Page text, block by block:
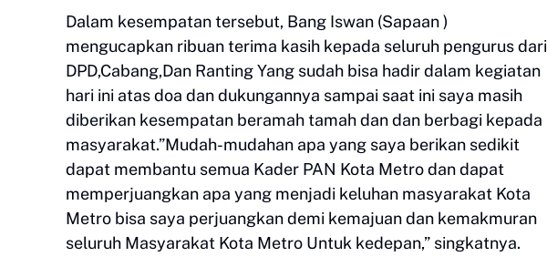
Dalam kesempatan tersebut, Bang Iswan (Sapaan )
mengucapkan ribuan terima kasih kepada seluruh pengurus dari
DPD,Cabang,Dan Ranting Yang sudah bisa hadir dalam kegiatan
hari ini atas doa dan dukungannya sampai saat ini saya masih
diberikan kesempatan beramah tamah dan dan berbagi kepada
masyarakat.”Mudah-mudahan apa yang saya berikan sedikit
dapat membantu semua Kader PAN Kota Metro dan dapat
memperjuangkan apa yang menjadi keluhan masyarakat Kota
Metro bisa saya perjuangkan demi kemajuan dan kemakmuran
seluruh Masyarakat Kota Metro Untuk kedepan,” singkatnya.